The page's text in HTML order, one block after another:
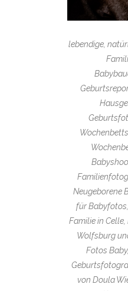
lebendige,
Neugeborene
für
Familie in Celle,
Wolfsburg
Fotos
von Doula